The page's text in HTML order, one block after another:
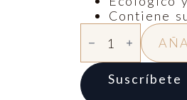
Contiene
VEGA
TOLOSA
BRUT
NATURE
TARDANA
CANTIDAD
Suscríbete